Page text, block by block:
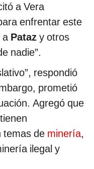
a Vera
enfrentar este
a Pataz y otros
nadie”.
respondió
prometió
Agregó que
temas de minería,
ilegal y